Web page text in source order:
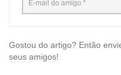
Gostou do artigo? Então
seus amigos!